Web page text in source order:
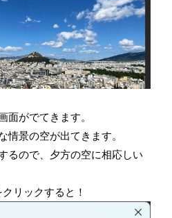
面がでてきます。
情景の空が出てきます。
るので、夕方の空に相応しい
リックすると！